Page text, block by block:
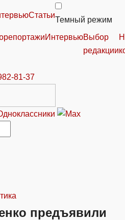
Статьи
Темный режим
ИнтервьюВыбор
редакции
81-37
предъявили